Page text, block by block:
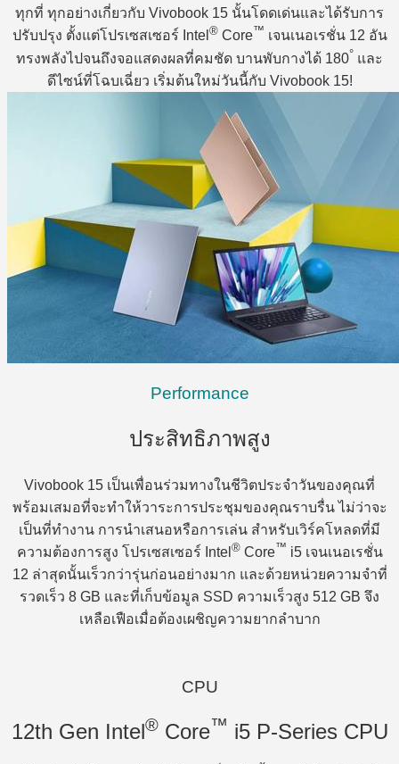
ทุกที่ ทุกอย่างเกี่ยวกับ Vivobook 15 นั้นโดดเด่นและได้รับการ
ปรับปรุง ตั้งแต่โปรเซสเซอร์ Intel ®Core™ เจนเนอเรชั่น 12 อัน
ทรงพลังไปจนถึงจอแสดงผลที่คมชัด บานพับกางได้ 180° และ
ดีไซน์ที่โฉบเฉี่ยว เริ่มต้นใหม่วันนี้กับ Vivobook 15!
Performance
ประสิทธิภาพสูง
Vivobook 15 เป็นเพื่อนร่วมทางในชีวิตประจำวันของคุณที่
พร้อมเสมอที่จะทำให้วาระการประชุมของคุณราบรื่น ไม่ว่าจะ
เป็นที่ทำงาน การนำเสนอหรือการเล่น สำหรับเวิร์คโหลดที่มี
ความต้องการสูง โปรเซสเซอร์ Intel ®Core™ i5 เจนเนอเรชั่น
12 ล่าสุดนั้นเร็วกว่ารุ่นก่อนอย่างมาก และด้วยหน่วยความจำที่
รวดเร็ว 8 GB และที่เก็บข้อมูล SSD ความเร็วสูง 512 GB จึง
เหลือเฟือเมื่อต้องเผชิญความยากลำบาก
CPU
12th Gen Intel®Core™ i5 P-Series CPU